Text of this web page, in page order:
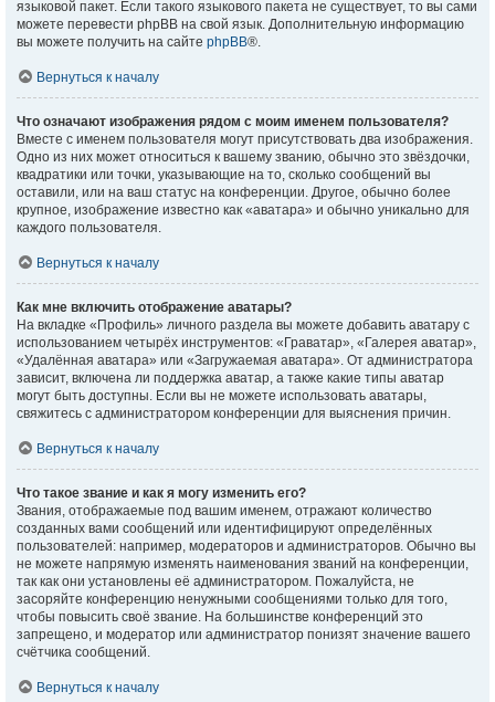
языковой пакет. Если такого языкового пакета не существует, то вы сами
можете перевести phpBB на свой язык. Дополнительную информацию
вы можете получить на сайте phpBB®.
Вернуться к началу
Что означают изображения рядом с моим именем пользователя?
Вместе с именем пользователя могут присутствовать два изображения.
Одно из них может относиться к вашему званию, обычно это звёздочки,
квадратики или точки, указывающие на то, сколько сообщений вы
оставили, или на ваш статус на конференции. Другое, обычно более
крупное, изображение известно как «аватара» и обычно уникально для
каждого пользователя.
Вернуться к началу
Как мне включить отображение аватары?
На вкладке «Профиль» личного раздела вы можете добавить аватару с
использованием четырёх инструментов: «Граватар», «Галерея аватар»,
«Удалённая аватара» или «Загружаемая аватара». От администратора
зависит, включена ли поддержка аватар, а также какие типы аватар
могут быть доступны. Если вы не можете использовать аватары,
свяжитесь с администратором конференции для выяснения причин.
Вернуться к началу
Что такое звание и как я могу изменить его?
Звания, отображаемые под вашим именем, отражают количество
созданных вами сообщений или идентифицируют определённых
пользователей: например, модераторов и администраторов. Обычно вы
не можете напрямую изменять наименования званий на конференции,
так как они установлены её администратором. Пожалуйста, не
засоряйте конференцию ненужными сообщениями только для того,
чтобы повысить своё звание. На большинстве конференций это
запрещено, и модератор или администратор понизят значение вашего
счётчика сообщений.
Вернуться к началу